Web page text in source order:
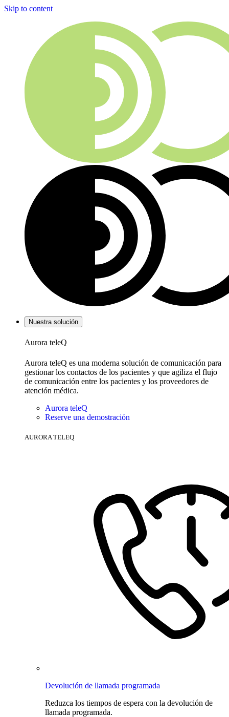
Skip to content
Nuestra solución
Aurora teleQ
Aurora teleQ es una moderna solución de comunicación para
gestionar los contactos de los pacientes y que agiliza el flujo
de comunicación entre los pacientes y los proveedores de
atención médica.
Aurora teleQ
Reserve una demostración
AURORA TELEQ
Devolución de llamada programada
Reduzca los tiempos de espera con la devolución de
llamada programada.